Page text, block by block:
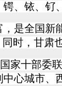
、铱、钌
是全国新
同时，甘肃
家十部委
心城市、